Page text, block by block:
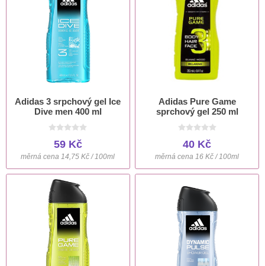
Adidas 3 srpchový gel Ice
Dive men 400 ml
59 Kč
měrná cena 14,75 Kč / 100ml
Adidas Pure Game
sprchový gel 250 ml
40 Kč
měrná cena 16 Kč / 100ml